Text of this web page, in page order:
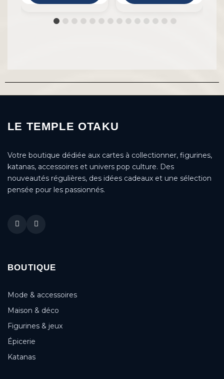
LE TEMPLE OTAKU
Votre boutique dédiée aux cartes à collectionner, figurines,
katanas, accessoires et univers pop culture. Des
nouveautés régulières, des idées cadeaux et une sélection
pensée pour les passionnés.
BOUTIQUE
Mode & accessoires
Maison & déco
Figurines & jeux
Épicerie
Katanas